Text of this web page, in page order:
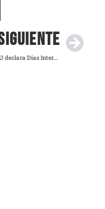
Por qué la ONU declara Días Internacionales y qué impacto tienen en el mundo